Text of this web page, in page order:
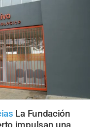
La Fundación
impulsan una